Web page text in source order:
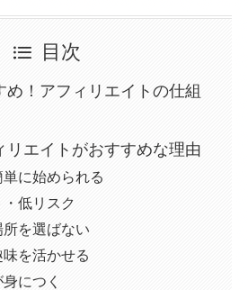
目次
め！アフィリエイトの仕組
リエイトがおすすめな理由
に始められる
低リスク
所を選ばない
を活かせる
につく